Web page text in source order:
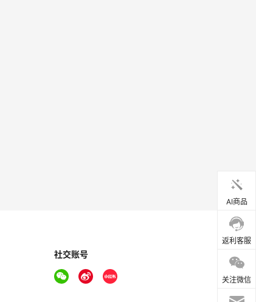
AI商品
返利客服
关注微信
社交账号